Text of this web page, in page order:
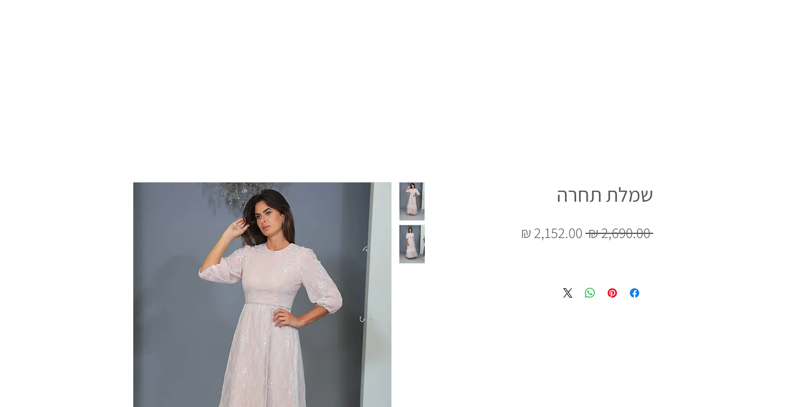
שמלת תחרה
‏2,690.00 ‏₪
מחיר